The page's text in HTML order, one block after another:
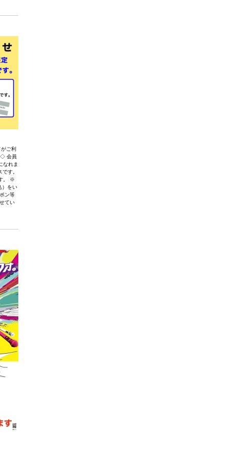
ご利
◇ 会員
なれま
す。
。 ※
）をい
ン等
てい